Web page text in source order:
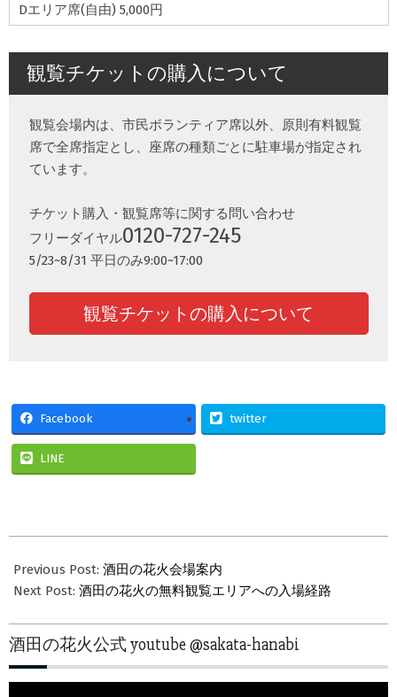
Dエリア席(自由) 5,000円
観覧チケットの購入について
観覧会場内は、市民ボランティア席以外、原則有料観覧
席で全席指定とし、座席の種類ごとに駐車場が指定され
ています。
チケット購入・観覧席等に関する問い合わせ
フリーダイヤル0120-727-245
5/23~8/31 平日のみ9:00~17:00
観覧チケットの購入について
Facebook twitter
LINE
08-
03
Previous Post: 酒田の花火会場案内
Next Post: 酒田の花火の無料観覧エリアへの入場経路
酒田の花火公式 youtube @sakata-hanabi